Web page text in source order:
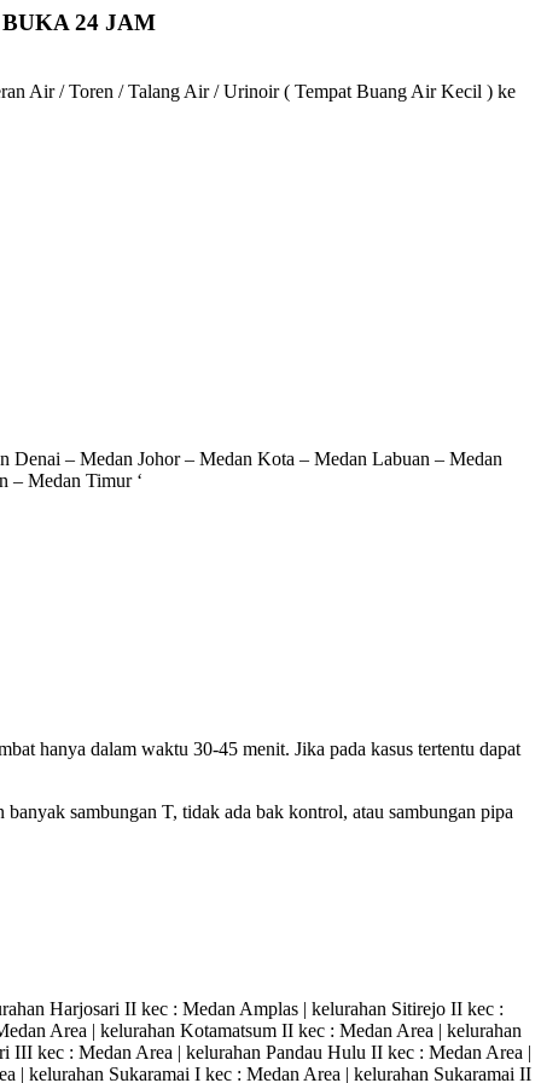
24 JAM
Air / Toren / Talang Air / Urinoir ( Tempat Buang Air Kecil ) ke
– Medan Johor – Medan Kota – Medan Labuan – Medan
– Medan Timur ‘
hanya dalam waktu 30-45 menit. Jika pada kasus tertentu dapat
sambungan T, tidak ada bak kontrol, atau sambungan pipa
Harjosari II kec : Medan Amplas | kelurahan Sitirejo II kec :
Area | kelurahan Kotamatsum II kec : Medan Area | kelurahan
III kec : Medan Area | kelurahan Pandau Hulu II kec : Medan Area |
| kelurahan Sukaramai I kec : Medan Area | kelurahan Sukaramai II